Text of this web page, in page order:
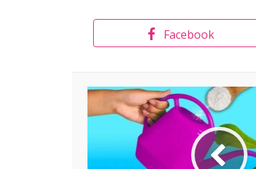
Facebook